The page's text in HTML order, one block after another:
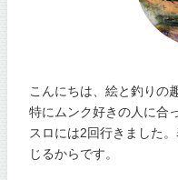
こんにちは、絵と釣りの
特にムンク好きの人に合
スロには2回行きました
じるからです。